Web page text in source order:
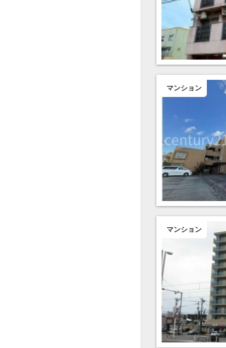
マンション
マンション